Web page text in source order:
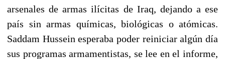
arsenales de armas ilícitas de Iraq, dejando a ese
país sin armas químicas, biológicas o atómicas.
Saddam Hussein esperaba poder reiniciar algún día
sus programas armamentistas, se lee en el informe,